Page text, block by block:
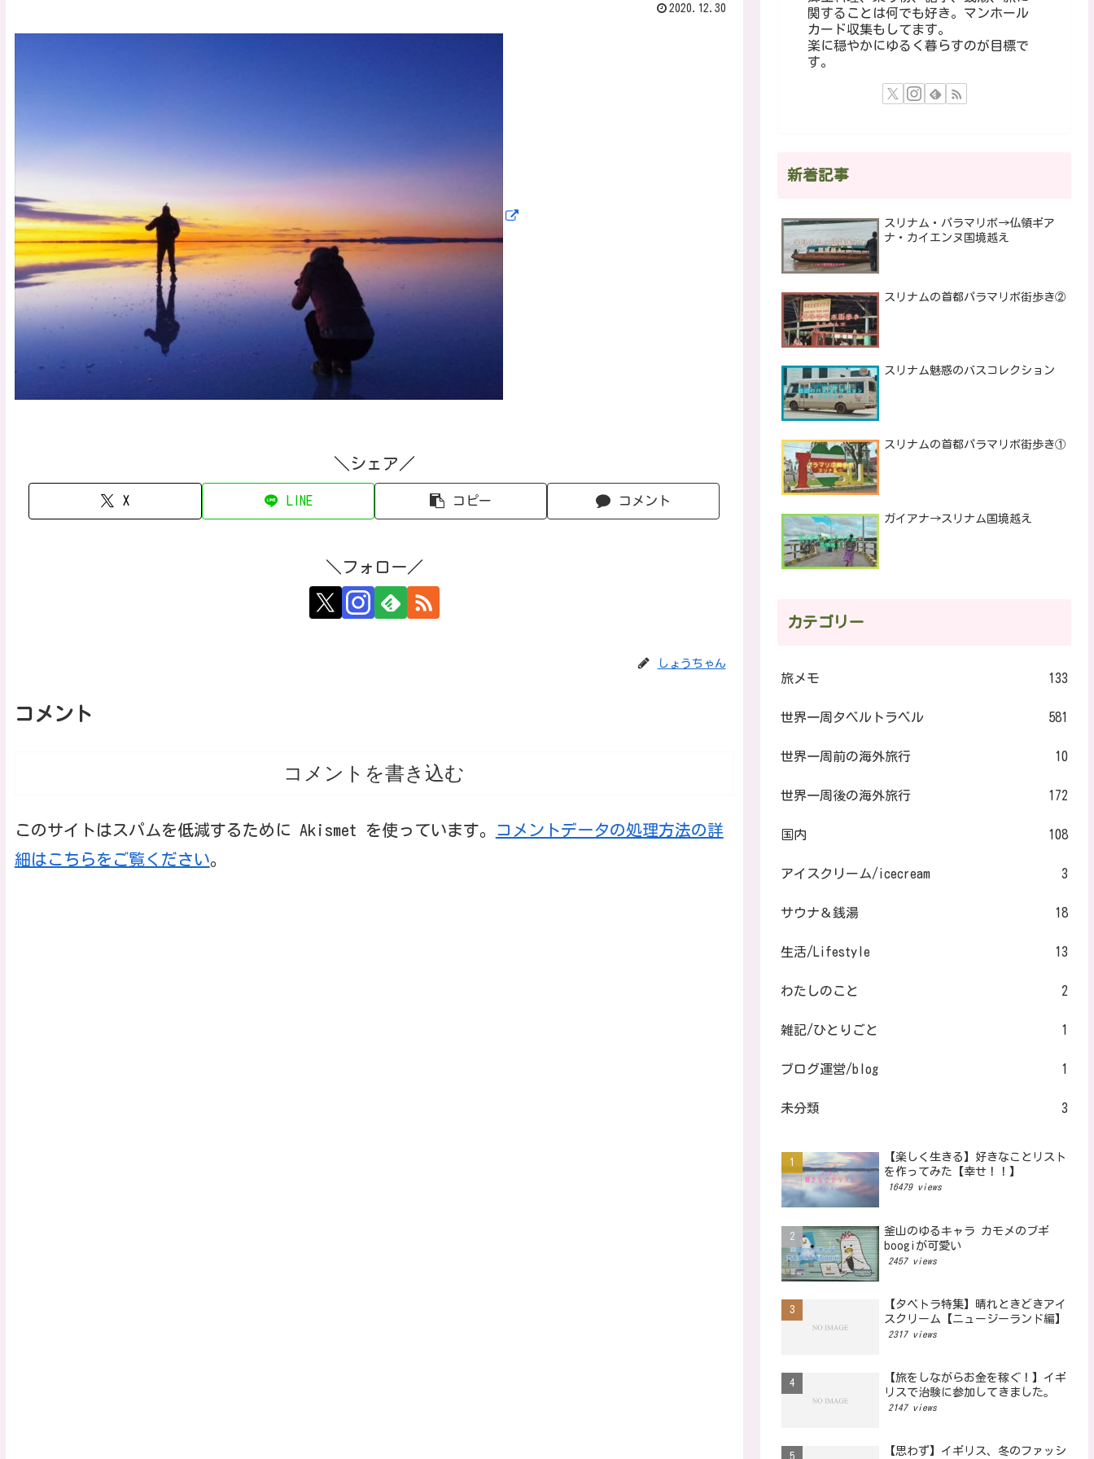
2020.12.30
＼シェア／
X LINE コピー コメント
＼フォロー／
しょうちゃん
コメント
コメントを書き込む
このサイトはスパムを低減するために Akismet を使っています。
コメントデータの処理方法の詳
細はこちらをご覧ください。
関することは何でも好き。マンホール
カード収集もしてます。
楽に穏やかにゆるく暮らすのが目標で
す。
新着記事
スリナム・パラマリボ→仏領ギア
ナ・カイエンヌ国境越え
スリナムの首都パラマリボ街歩き②
スリナム魅惑のバスコレクション
スリナムの首都パラマリボ街歩き①
ガイアナ→スリナム国境越え
カテゴリー
旅メモ 133
世界一周タベルトラベル 581
世界一周前の海外旅行 10
世界一周後の海外旅行 172
国内 108
アイスクリーム/icecream 3
サウナ＆銭湯 18
生活/Lifestyle 13
わたしのこと 2
雑記/ひとりごと 1
ブログ運営/blog 1
未分類 3
【楽しく生きる】好きなことリスト
を作ってみた【幸せ！！】
16479 views
釜山のゆるキャラ カモメのブギ
boogiが可愛い
2457 views
【タベトラ特集】晴れときどきアイ
スクリーム【ニュージーランド編】
2317 views
【旅をしながらお金を稼ぐ！】イギ
リスで治験に参加してきました。
2147 views
【思わず】イギリス、冬のファッシ